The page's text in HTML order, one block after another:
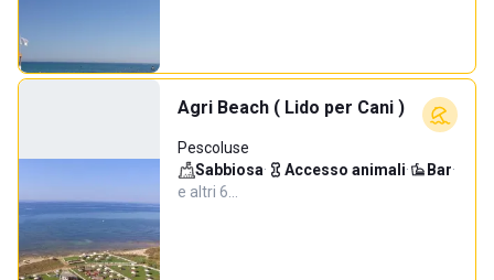
Agri Beach ( Lido per Cani )
Pescoluse
Sabbiosa· Accesso animali· Bar·
e altri 6…